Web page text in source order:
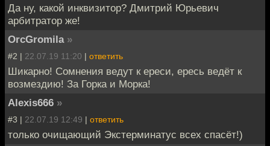
Да ну, какой инквизитор? Дмитрий Юрьевич
арбитратор же!
OrcGromila »
#2 | 22.07.19 11:20 | ответить
Шикарно! Сомнения ведут к ереси, ересь ведёт к
возмездию! За Горка и Морка!
Alexis666 »
#3 | 22.07.19 12:49 | ответить
только очищающий Экстерминатус всех спасёт!)